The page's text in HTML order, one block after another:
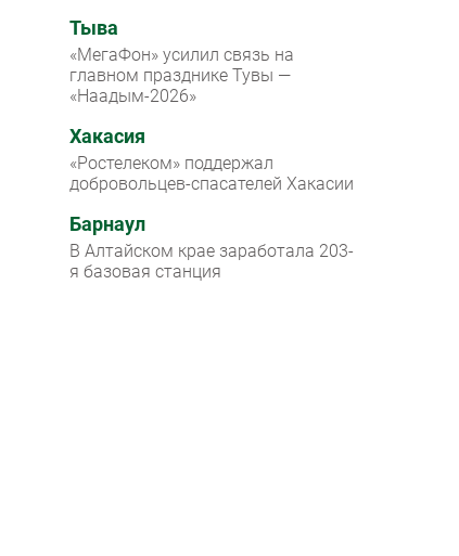
Тыва
«МегаФон» усилил связь на
главном празднике Тувы —
«Наадым-2026»
Хакасия
«Ростелеком» поддержал
добровольцев-спасателей Хакасии
Барнаул
В Алтайском крае заработала 203-
я базовая станция